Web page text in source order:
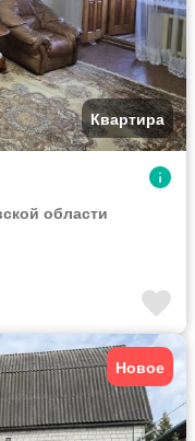
Квартира
области
Новое